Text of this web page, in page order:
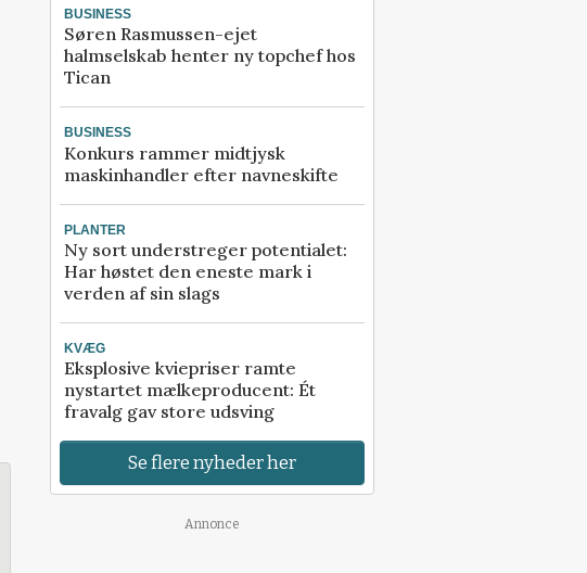
BUSINESS
Søren Rasmussen-ejet
halmselskab henter ny topchef hos
Tican
BUSINESS
Konkurs rammer midtjysk
maskinhandler efter navneskifte
PLANTER
Ny sort understreger potentialet:
Har høstet den eneste mark i
verden af sin slags
KVÆG
Eksplosive kviepriser ramte
nystartet mælkeproducent: Ét
fravalg gav store udsving
Se flere nyheder her
Annonce